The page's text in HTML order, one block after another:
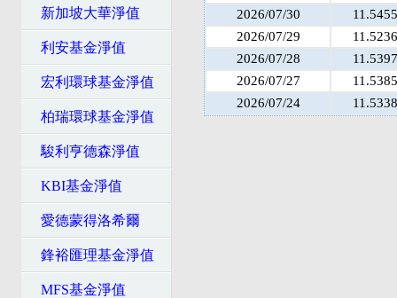
新加坡大華淨值
利安基金淨值
宏利環球基金淨值
柏瑞環球基金淨值
駿利亨德森淨值
KBI基金淨值
愛德蒙得洛希爾
鋒裕匯理基金淨值
MFS基金淨值
2026/07/30
11.5455
2026/07/29
11.5236
2026/07/28
11.5397
2026/07/27
11.5385
2026/07/24
11.5338